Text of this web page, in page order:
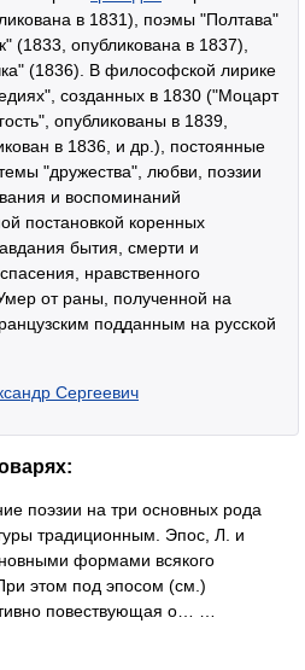
в 1831), поэмы "Полтава"
(1833, опубликована в 1837),
(1836). В философской лирике
созданных в 1830 ("Моцарт
опубликованы в 1839,
в 1836, и др.), постоянные
"дружества", любви, поэзии
и воспоминаний
постановкой коренных
бытия, смерти и
нравственного
от раны, полученной на
подданным на русской
Сергеевич
поэзии на три основных рода
традиционным. Эпос, Л. и
формами всякого
этом под эпосом (см.)
повествующая о… …